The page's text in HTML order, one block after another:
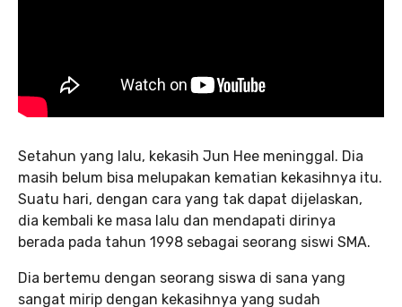
Setahun yang lalu, kekasih Jun Hee meninggal. Dia
masih belum bisa melupakan kematian kekasihnya itu.
Suatu hari, dengan cara yang tak dapat dijelaskan,
dia kembali ke masa lalu dan mendapati dirinya
berada pada tahun 1998 sebagai seorang siswi SMA.
Dia bertemu dengan seorang siswa di sana yang
sangat mirip dengan kekasihnya yang sudah